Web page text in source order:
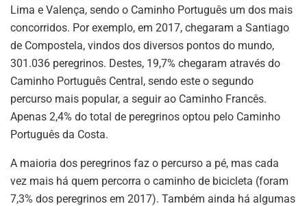
Lima e Valença, sendo o Caminho Português um dos mais
concorridos. Por exemplo, em 2017, chegaram a Santiago
de Compostela, vindos dos diversos pontos do mundo,
301.036 peregrinos. Destes, 19,7% chegaram através do
Caminho Português Central, sendo este o segundo
percurso mais popular, a seguir ao Caminho Francês.
Apenas 2,4% do total de peregrinos optou pelo Caminho
Português da Costa.
A maioria dos peregrinos faz o percurso a pé, mas cada
vez mais há quem percorra o caminho de bicicleta (foram
7,3% dos peregrinos em 2017). Também ainda há algumas